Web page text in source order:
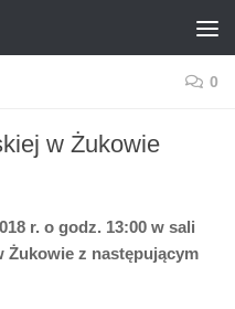
0
w Żukowie
r. o godz. 13:00 w sali
Żukowie z następującym